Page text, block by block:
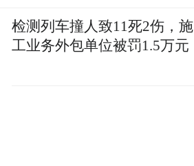
检测列车撞人致11死2伤，施
工业务外包单位被罚1.5万元